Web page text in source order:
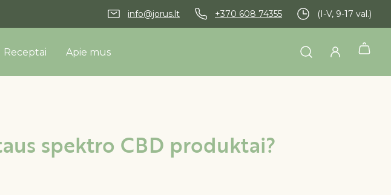
info@jorus.lt +370 608 74355 (I-V, 9-17 val.)
Receptai Apie mus
spektro CBD produktai?